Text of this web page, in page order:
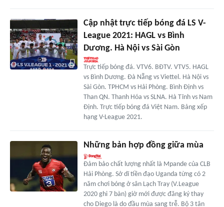
Cập nhật trực tiếp bóng đá LS V-
League 2021: HAGL vs Bình
Dương. Hà Nội vs Sài Gòn
Trực tiếp bóng đá. VTV6. BĐTV. VTV5. HAGL
vs Bình Dương. Đà Nẵng vs Viettel. Hà Nội vs
Sài Gòn. TPHCM vs Hải Phòng. Bình Định vs
Than QN. Thanh Hóa vs SLNA. Hà Tĩnh vs Nam
Định. Trực tiếp bóng đá Việt Nam. Bảng xếp
hạng V-League 2021.
Những bản hợp đồng giữa mùa
Đảm bảo chất lượng nhất là Mpande của CLB
Hải Phòng. Sở dĩ tiền đạo Uganda từng có 2
năm chơi bóng ở sân Lạch Tray (V.League
2020 ghi 7 bàn) giờ mới được đăng ký thay
cho Diego là do đầu mùa sang trễ. Bộ 3 tân